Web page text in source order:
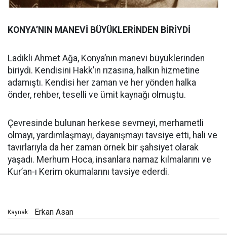
KONYA’NIN MANEVİ BÜYÜKLERİNDEN BİRİYDİ
Ladikli Ahmet Ağa, Konya’nın manevi büyüklerinden
biriydi. Kendisini Hakk’ın rızasına, halkın hizmetine
adamıştı. Kendisi her zaman ve her yönden halka
önder, rehber, teselli ve ümit kaynağı olmuştu.
Çevresinde bulunan herkese sevmeyi, merhametli
olmayı, yardımlaşmayı, dayanışmayı tavsiye etti, hali ve
tavırlarıyla da her zaman örnek bir şahsiyet olarak
yaşadı. Merhum Hoca, insanlara namaz kılmalarını ve
Kur’an-ı Kerim okumalarını tavsiye ederdi.
Kaynak: Erkan Asan